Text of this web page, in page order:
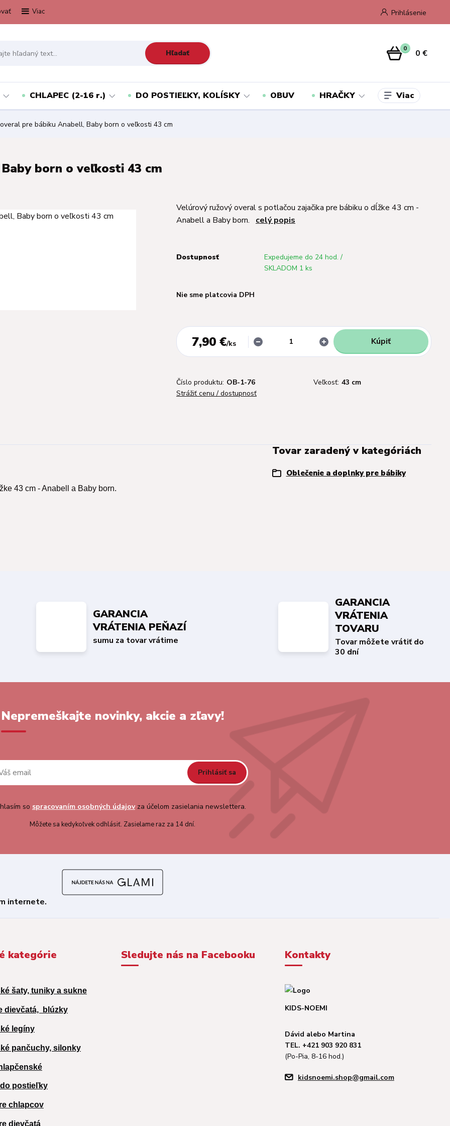
Viac Prihlásenie
Hľadať 0 0 €
CHLAPEC (2-16 r.) DO POSTIEĽKY, KOLÍSKY OBUV HRAČKY Viac
pre bábiku Anabell, Baby born o veľkosti 43 cm
born o veľkosti 43 cm
Velúrový ružový overal s potlačou zajačika pre bábiku o dĺžke 43 cm -
Anabell a Baby born. celý popis
Dostupnosť
Expedujeme do 24 hod. /
SKLADOM 1 ks
Nie sme platcovia DPH
7,90 €/ks Kúpiť
Číslo produktu: OB-1-76 Veľkosť: 43 cm
Strážiť cenu / dostupnosť
43 cm - Anabell a Baby born.
Tovar zaradený v kategóriách
Oblečenie a doplnky pre bábiky
GARANCIA
VRÁTENIA PEŇAZÍ
sumu za tovar vrátime
GARANCIA
VRÁTENIA
TOVARU
Tovar môžete vrátiť do
30 dní
Nepremeškajte novinky, akcie a zľavy!
Prihlásiť sa
so spracovaním osobných údajovza účelom zasielania newslettera.
Môžete sa kedykoľvek odhlásiť. Zasielame raz za 14 dní.
kategórie
šaty, tuniky a sukne
dievčatá, blúzky
legíny
pančuchy, silonky
postieľky
chlapcov
dievčatá
Sledujte nás na Facebooku Kontakty
KIDS-NOEMI
Dávid alebo Martina
TEL. +421 903 920 831
(Po-Pia, 8-16 hod.)
kidsnoemi.shop@gmail.com